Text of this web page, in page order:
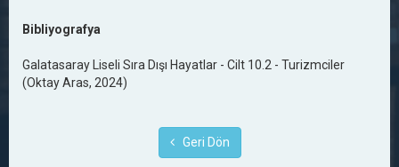
Bibliyografya
Galatasaray Liseli Sıra Dışı Hayatlar - Cilt 10.2 - Turizmciler
(Oktay Aras, 2024)
Geri Dön